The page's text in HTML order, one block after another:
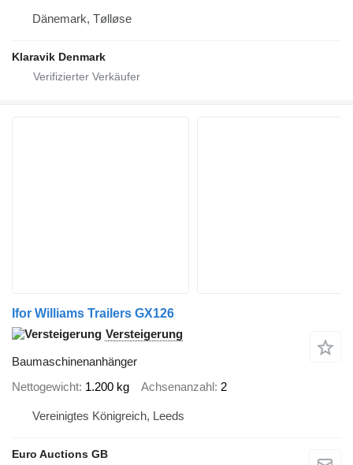
Dänemark, Tølløse
Klaravik Denmark
Ifor Williams Trailers GX126
Versteigerung
Baumaschinenanhänger
Nettogewicht 1.200 kg Achsenanzahl 2
Vereinigtes Königreich, Leeds
Euro Auctions GB